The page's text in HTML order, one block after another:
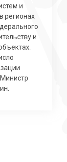
и
регионах
и